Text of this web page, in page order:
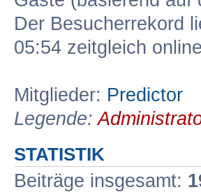
Der Besucherrekord
05:54 zeitgleich
Mitglieder: Predictor
Legende:
STATISTIK
Beiträge insgesamt: